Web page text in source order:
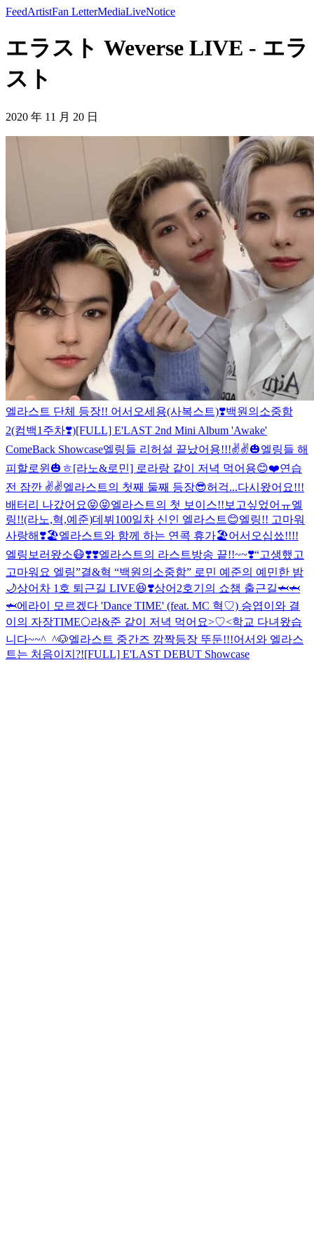
FeedArtistFan LetterMediaLiveNotice
エラスト Weverse LIVE - エラ
スト
2020 年 11 月 20 日
엘라스트 단체 등장!! 어서오세용(사복스트)❣️백원의소중함
2(컴백1주차❣️)[FULL] E'LAST 2nd Mini Album 'Awake'
ComeBack Showcase엘링들 리허설 끝났어용!!!✌️✌️🎃엘링들 해
피할로윈🎃ㅎ[라노&로민] 로라랑 같이 저녁 먹어용😊❤️연습
전 잠깐 ✌️✌️엘라스트의 첫째 둘째 등장😎허걱...다시왔어요!!!
배터리 나갔어요😝😝엘라스트의 첫 보이스!!보고싶었어ㅠ엘
링!!(라노,혁,예준)데뷔100일차 신인 엘라스트😊엘링!! 고마워
사랑해❣️🏖엘라스트와 함께 하는 연콕 휴가🏖어서오십쑈!!!!
엘링보러왔소😷❣️❣️엘라스트의 라스트방송 끝!!~~❣️“고생했고
고마워요 엘링”결&혁 “백원의소중함” 로민 예준의 예민한 밤
🌙상어차 1호 퇴근길 LIVE😆❣️상어2호기의 쇼챔 출근길🦈🦈
🦈에라이 모르겠다 'Dance TIME' (feat. MC 혁♡) 승엽이와 결
이의 자장TIME🌕라&준 같이 저녁 먹어요>♡<학교 다녀왔습
니다~~^_^🐶엘라스트 중간즈 깜짝등장 뚜둔!!!어서와 엘라스
트는 처음이지?![FULL] E'LAST DEBUT Showcase